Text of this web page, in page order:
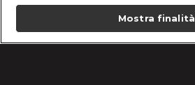
Mostra finalità